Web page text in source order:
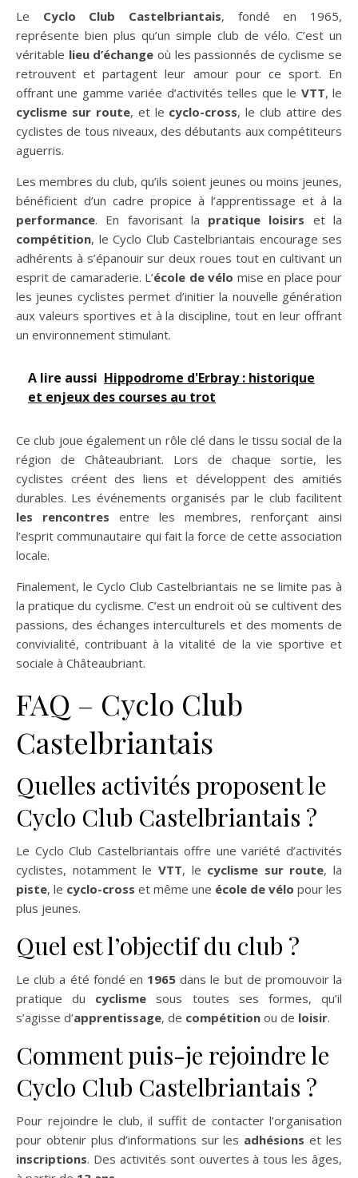
Le Cyclo Club Castelbriantais, fondé en 1965,
représente bien plus qu’un simple club de vélo. C’est un
véritable lieu d’échange où les passionnés de cyclisme se
retrouvent et partagent leur amour pour ce sport. En
offrant une gamme variée d’activités telles que le VTT, le
cyclisme sur route, et le cyclo-cross, le club attire des
cyclistes de tous niveaux, des débutants aux compétiteurs
aguerris.
Les membres du club, qu’ils soient jeunes ou moins jeunes,
bénéficient d’un cadre propice à l’apprentissage et à la
performance. En favorisant la pratique loisirs et la
compétition, le Cyclo Club Castelbriantais encourage ses
adhérents à s’épanouir sur deux roues tout en cultivant un
esprit de camaraderie. L’école de vélo mise en place pour
les jeunes cyclistes permet d’initier la nouvelle génération
aux valeurs sportives et à la discipline, tout en leur offrant
un environnement stimulant.
A lire aussi Hippodrome d'Erbray : historique
et enjeux des courses au trot
Ce club joue également un rôle clé dans le tissu social de la
région de Châteaubriant. Lors de chaque sortie, les
cyclistes créent des liens et développent des amitiés
durables. Les événements organisés par le club facilitent
les rencontres entre les membres, renforçant ainsi
l’esprit communautaire qui fait la force de cette association
locale.
Finalement, le Cyclo Club Castelbriantais ne se limite pas à
la pratique du cyclisme. C’est un endroit où se cultivent des
passions, des échanges interculturels et des moments de
convivialité, contribuant à la vitalité de la vie sportive et
sociale à Châteaubriant.
FAQ – Cyclo Club
Castelbriantais
Quelles activités proposent le
Cyclo Club Castelbriantais ?
Le Cyclo Club Castelbriantais offre une variété d’activités
cyclistes, notamment le VTT, le cyclisme sur route, la
piste, le cyclo-cross et même une école de vélo pour les
plus jeunes.
Quel est l’objectif du club ?
Le club a été fondé en 1965 dans le but de promouvoir la
pratique du cyclisme sous toutes ses formes, qu’il
s’agisse d’apprentissage, de compétition ou de loisir.
Comment puis-je rejoindre le
Cyclo Club Castelbriantais ?
Pour rejoindre le club, il suffit de contacter l’organisation
pour obtenir plus d’informations sur les adhésions et les
inscriptions. Des activités sont ouvertes à tous les âges,